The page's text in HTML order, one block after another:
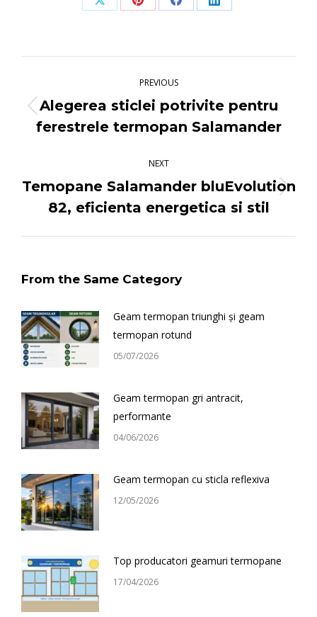
Share
X
Share
Pinterest
Share
Facebook
Share
LinkedIn
PREVIOUS
Previous
post:
Alegerea sticlei potrivite pentru
ferestrele termopan Salamander
NEXT
Next
post:
Temopane Salamander bluEvolution
82, eficienta energetica si stil
From the Same Category
Geam termopan triunghi și geam
termopan rotund
05/07/2026
Geam termopan gri antracit,
performante
04/06/2026
Geam termopan cu sticla reflexiva
12/05/2026
Top producatori geamuri termopane
17/04/2026